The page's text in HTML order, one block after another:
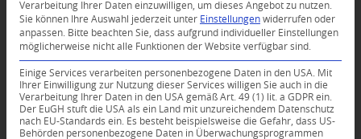
0
Verarbeitung Ihrer Daten einzuwilligen, um dieses Angebot zu nutzen.
Sie können Ihre Auswahl jederzeit unter Einstellungen widerrufen oder
anpassen.
Bitte beachten Sie, dass aufgrund individueller Einstellungen
möglicherweise nicht alle Funktionen der Website verfügbar sind.
Einige Services verarbeiten personenbezogene Daten in den USA. Mit
Ihrer Einwilligung zur Nutzung dieser Services willigen Sie auch in die
Verarbeitung Ihrer Daten in den USA gemäß Art. 49 (1) lit. a GDPR ein.
Der EuGH stuft die USA als ein Land mit unzureichendem Datenschutz
nach EU-Standards ein. Es besteht beispielsweise die Gefahr, dass US-
Behörden personenbezogene Daten in Überwachungsprogrammen